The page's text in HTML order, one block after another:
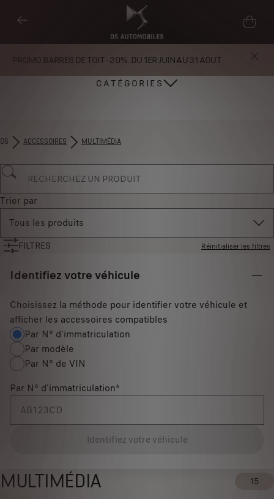
PROMO BARRES DE TOIT - 20%. DU 1ER JUIN AU 31 AOUT
CATÉGORIES
DS ACCESSOIRES MULTIMÉDIA
Trier par
Tous les produits
FILTRES Réinitialiser les filtres
Identifiez votre véhicule
Choisissez la méthode pour identifier votre véhicule et
afficher les accessoires compatibles
Par N° d'immatriculation
Par modèle
Par N° de VIN
Par N° d'immatriculation*
Identifiez votre véhicule
MULTIMÉDIA 15